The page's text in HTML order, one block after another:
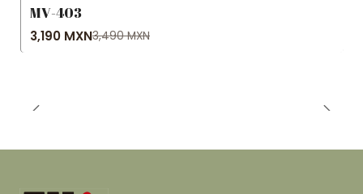
-9% OFF
MV-403
3,190 MXN3,490 MXN